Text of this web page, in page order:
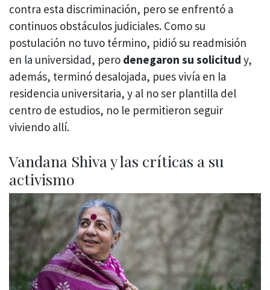
contra esta discriminación, pero se enfrentó a
continuos obstáculos judiciales. Como su
postulación no tuvo término, pidió su readmisión
en la universidad, pero denegaron su solicitud y,
además, terminó desalojada, pues vivía en la
residencia universitaria, y al no ser plantilla del
centro de estudios, no le permitieron seguir
viviendo allí.
Vandana Shiva y las críticas a su
activismo